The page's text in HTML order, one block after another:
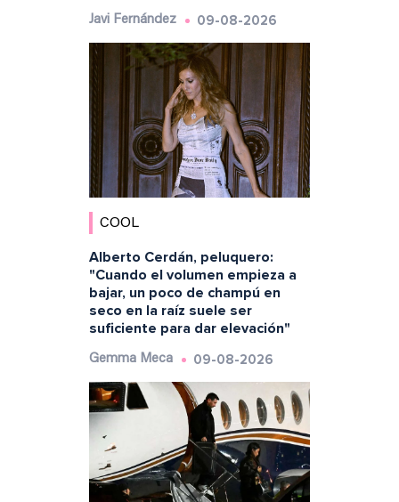
Javi Fernández 09-08-2026
COOL
Alberto Cerdán, peluquero:
"Cuando el volumen empieza a
bajar, un poco de champú en
seco en la raíz suele ser
suficiente para dar elevación"
Gemma Meca 09-08-2026